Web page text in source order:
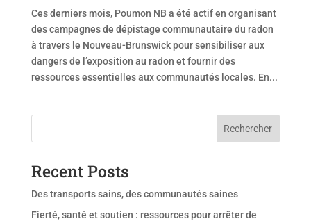
Ces derniers mois, Poumon NB a été actif en organisant
des campagnes de dépistage communautaire du radon
à travers le Nouveau-Brunswick pour sensibiliser aux
dangers de l’exposition au radon et fournir des
ressources essentielles aux communautés locales. En...
Rechercher
Recent Posts
Des transports sains, des communautés saines
Fierté, santé et soutien : ressources pour arrêter de